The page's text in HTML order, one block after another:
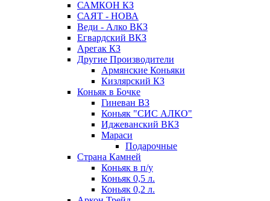
САМКОН КЗ
САЯТ - НОВА
Веди - Алко ВКЗ
Егвардский ВКЗ
Арегак КЗ
Другие Производители
Армянские Коньяки
Кизлярский КЗ
Коньяк в Бочке
Гиневан ВЗ
Коньяк "СИС АЛКО"
Иджеванский ВКЗ
Мараси
Подарочные
Страна Камней
Коньяк в п/у
Коньяк 0,5 л.
Коньяк 0,2 л.